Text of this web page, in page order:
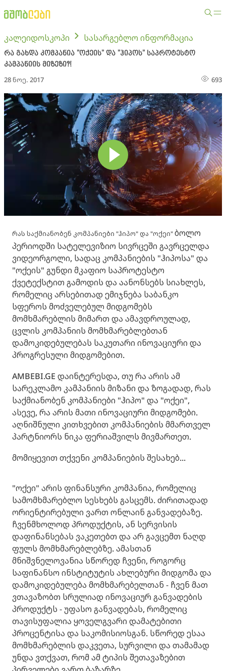
კალეიდოსკოპი სასარგებლო ინფორმაცია
რა გახდა კომპანია ”ოქეის” და ”ჰიპოს” საპროტესტო
კამპანიის მიზეზი?!
28 ნოე. 2017 693
რას საქმიანობენ კომპანიები "ჰიპო" და "ოქეი"ბოლო
პერიოდში სატელევიზიო სივრცეში გავრცელდა
ვიდეორგოლი, სადაც კომპანიების "ჰიპოსა" და
"ოქეის" გუნდი მკაფიო საპროტესტო
ქვეტექსტით გამოდის და აანონსებს სიახლეს,
რომელიც არსებითად ემიჯნება საბანკო
სფეროს მოძველებულ მიდგომებს
მომხმარებლის მიმართ და ამავდროულად,
ცვლის კომპანიის მომხმარებლებთან
დამოკიდებულებას საკუთარი ინოვაციური და
პროგრესული მიდგომებით.
AMBEBI.GE დაინტერესდა, თუ რა არის ამ
სარეკლამო კამპანიის მიზანი და ზოგადად, რას
საქმიანობენ კომპანიები "ჰიპო" და "ოქეი",
ასევე, რა არის მათი ინოვაციური მიდგომები.
აღნიშნული კითხვებით კომპანიების მმართველ
პარტნიორს ნიკა ფერიაშვილს მივმართეთ.
მომიყევით თქვენი კომპანიების შესახებ...
"ოქეი" არის ფინანსური კომპანია, რომელიც
სამომხმარებლო სესხებს გასცემს. ძირითადად
ორიენტირებული ვართ ონლაინ განვადებაზე.
ჩვენმხოლოდ პროდუქტის, ან სერვისის
დაფინანსებას ვაკეთებთ და არ გავცემთ ნაღდ
ფულს მომხმარებლებზე. ამასთან
მნიშვნელოვანია სწორედ ჩვენი, როგორც
საფინანსო ინსტიტუტის ახლებური მიდგომა და
დამოკიდებულება მომხმარებელთან - ჩვენ მათ
ვთავაზობთ სრულიად ინოვაციურ განვადების
პროდუქტს - უფასო განვადებას, რომელიც
თავისუფალია ყოველგვარი დამატებითი
პროცენტისა და საკომისიოსგან. სწორედ ესაა
მომხმარებლის დაკვეთა, სურვილი და თამამად
უნდა ვთქვათ, რომ ამ ტიპის შეთავაზებით